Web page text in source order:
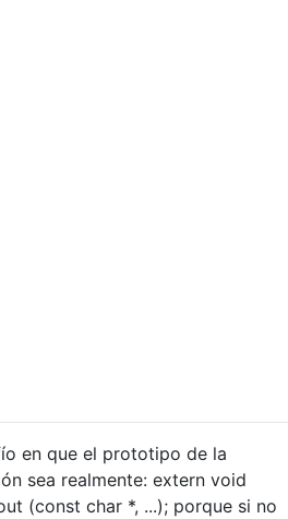
en que el prototipo de la
sea realmente: extern void
(const char *, ...); porque si no